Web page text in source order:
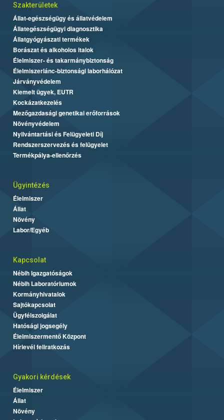
Szakterületek
Állat-egészségügy és állatvédelem
Állategészségügyi diagnosztika
Állatgyógyászati termékek
Borászat és alkoholos italok
Élelmiszer- és takarmánybiztonság
Élelmiszerlánc-biztonsági laborhálózat
Járványvédelem
Kiemelt ügyek, EUTR
Kockázatkezelés
Mezőgazdasági genetikai erőforrások
Növényvédelem
Nyilvántartási és Felügyeleti Díj
Rendszerszervezés és felügyelet
Termékpálya-ellenőrzés
Ügyintézés
Élelmiszer
Állat
Növény
Labor/Egyéb
Kapcsolat
Nébih Igazgatóságok
Nébih Laboratóriumok
Kormányhivatalok
Sajtókapcsolat
Ügyfélszolgálat
Hatósági jogsegély
Élelmiszermentő Központ
Hírlevél feliratkozás
Gyakori kérdések
Élelmiszer
Állat
Növény